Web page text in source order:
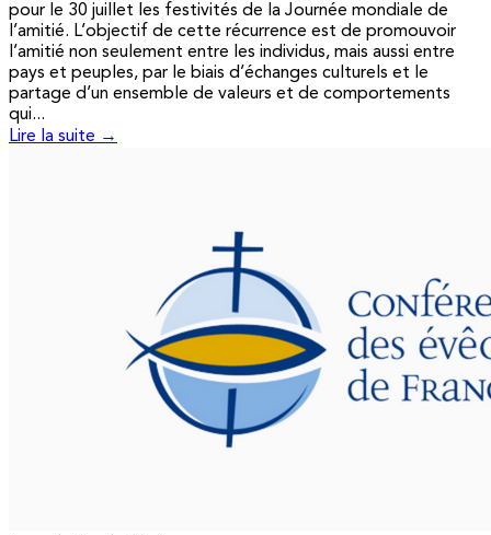
pour le 30 juillet les festivités de la Journée mondiale de
l’amitié. L’objectif de cette récurrence est de promouvoir
l’amitié non seulement entre les individus, mais aussi entre
pays et peuples, par le biais d’échanges culturels et le
partage d’un ensemble de valeurs et de comportements
qui...
Lire la suite →